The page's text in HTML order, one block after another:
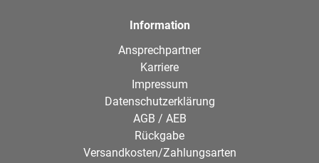
Information
Ansprechpartner
Karriere
Impressum
Datenschutzerklärung
AGB / AEB
Rückgabe
Versandkosten/Zahlungsarten